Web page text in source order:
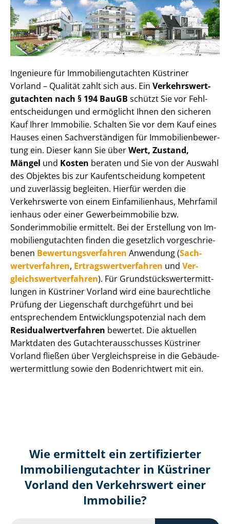
Ingenieure für Im­mo­bi­li­en­gut­ach­ten Küstriner
Vorland – Qualität zahlt sich aus. Ein Ver­kehrs­wert­
gut­ach­ten nach § 194 BauGB schützt Sie vor Fehl­
ent­schei­dun­gen und ermöglicht Ihnen den sicheren
Kauf Ihrer Immobilie. Schalten Sie vor dem Kauf eines
Hauses einen Sach­ver­stän­di­gen für Im­mo­bi­li­en­be­wer­
tung ein. Dieser kann Sie überWert, Zustand,
Mängel und Kosten beraten und Sie von der Auswahl
des Objektes bis zur Kauf­ent­schei­dung kompetent
und zuverlässig begleiten. Hierfür werden die
Verkehrswerte von einem Einfamilienhaus, Mehr­fa­mi­l
i­en­haus oder einer Ge­wer­be­im­mo­bi­lie bzw.
Sonderimmobilie ermittelt. Bei der Erstellung von Im­
mo­bi­li­en­gut­ach­ten finden die gesetzlich vor­ge­schrie­
be­nen Be­wer­tungs­ver­fah­ren Anwendung (Sach­
wert­ver­fah­ren, Er­trags­wert­ver­fah­ren und Ver­
gleichs­wert­ver­fah­ren). Für Grund­stücks­wert­ermitt­
lun­gen in Küstriner Vorland wird eine baurechtliche
Prüfung der Liegenschaft durchgeführt und bei
entsprechendem Ent­wick­lungs­po­ten­zi­al nach dem
Re­si­du­al­wert­ver­fah­ren bewertet. Die aktuellen
Marktdaten des Gut­ach­ter­aus­schus­ses Küstriner
Vorland fließen über Ver­gleichs­prei­se in die Ge­bäu­de­
wert­ermitt­lung sowie den Bodenrichtwert mit ein.
Wie ermittelt ein zertifizierter
Immobilien­gutachter in Küstriner
Vorland den Verkehrswert einer
Immobilie?